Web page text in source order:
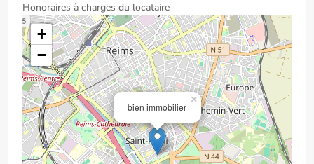
Honoraires à charges du locataire
bien immobilier
×
+
−